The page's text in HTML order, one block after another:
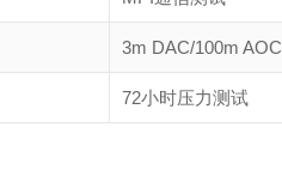
3m DAC/100m AOC
72小时压力测试